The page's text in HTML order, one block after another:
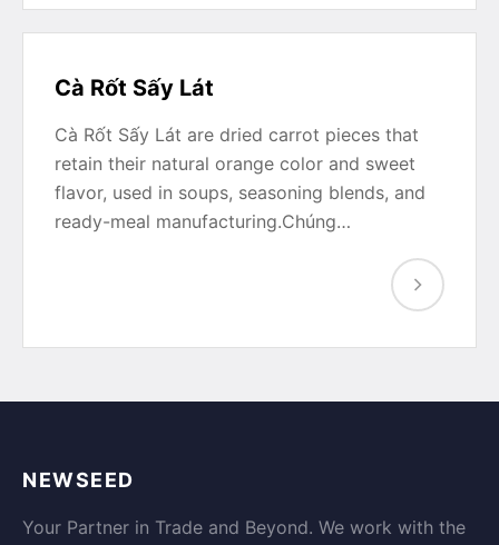
Cà Rốt Sấy Lát
Cà Rốt Sấy Lát are dried carrot pieces that
retain their natural orange color and sweet
flavor, used in soups, seasoning blends, and
ready-meal manufacturing.Chúng…
NEWSEED
Your Partner in Trade and Beyond. We work with the